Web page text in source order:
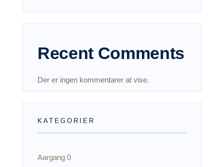
Recent Comments
Der er ingen kommentarer at vise.
KATEGORIER
Aargang 0